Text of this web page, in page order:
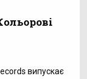
випускає